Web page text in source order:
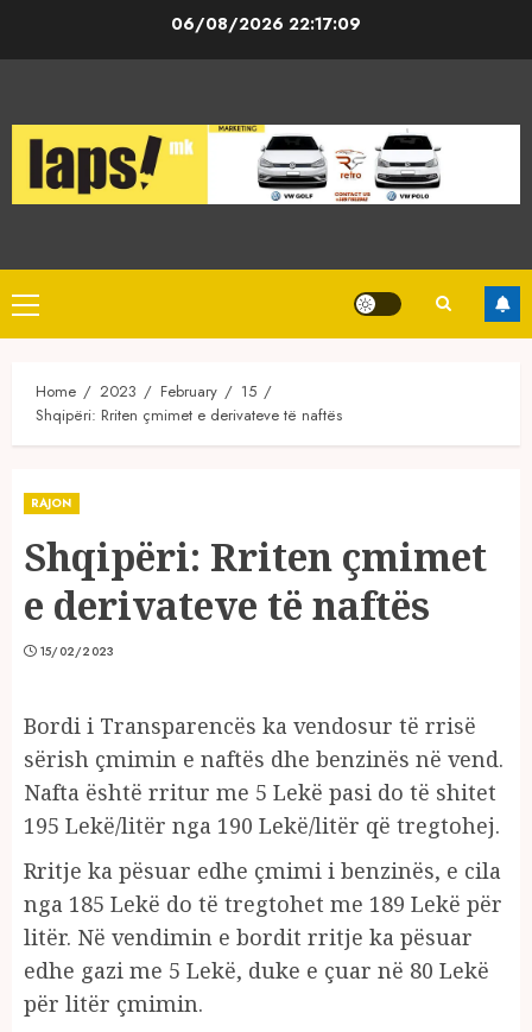
06/08/202622:17:10
Primary
Menu
Home 2023 February
15
Shqipëri: Rriten çmimet e derivateve të naftës
RAJON
Shqipëri: Rriten çmimet
e derivateve të naftës
15/02/2023
Bordi i Transparencës ka vendosur të rrisë
sërish çmimin e naftës dhe benzinës në vend.
Nafta është rritur me 5 Lekë pasi do të shitet
195 Lekë/litër nga 190 Lekë/litër që tregtohej.
Rritje ka pësuar edhe çmimi i benzinës, e cila
nga 185 Lekë do të tregtohet me 189 Lekë për
litër. Në vendimin e bordit rritje ka pësuar
edhe gazi me 5 Lekë, duke e çuar në 80 Lekë
për litër çmimin.